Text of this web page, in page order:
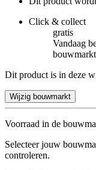
Click & collect
gratis
Vandaag
bouwmarkt
Dit product is in deze
Wijzig bouwmarkt
Voorraad in de
Selecteer jouw
controleren.